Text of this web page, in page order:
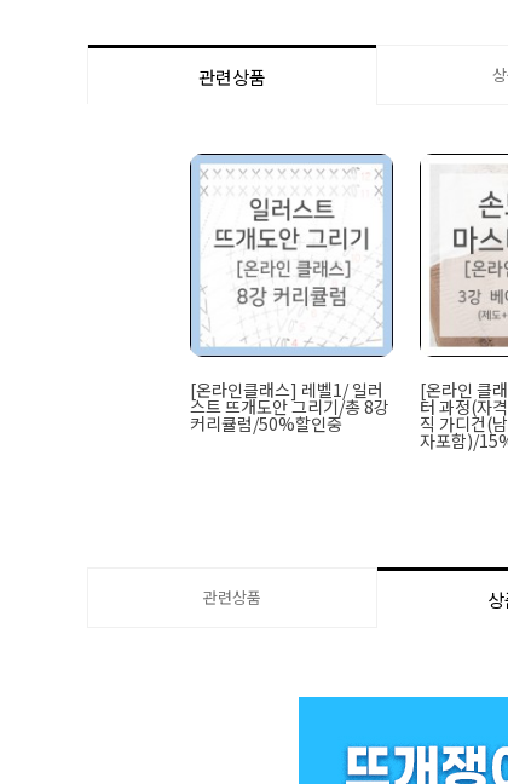
관련상품
[온라인클래스] 레벨1/ 일러
스트 뜨개도안 그리기/총 8강
커리큘럼/50%할인중
[온라인 클
터 과정(자
직 가디건(
자포함)/
관련상품